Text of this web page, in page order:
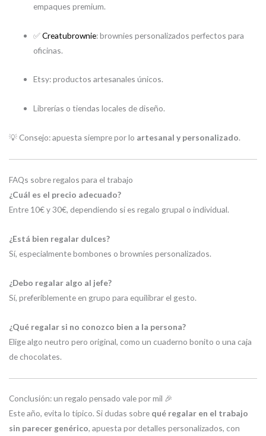
empaques premium.
✅Creatubrownie: brownies personalizados perfectos para
oficinas.
Etsy: productos artesanales únicos.
Librerías o tiendas locales de diseño.
💡 Consejo: apuesta siempre por lo artesanal y personalizado.
FAQs sobre regalos para el trabajo
¿Cuál es el precio adecuado?
Entre 10€ y 30€, dependiendo si es regalo grupal o individual.
¿Está bien regalar dulces?
Sí, especialmente bombones o brownies personalizados.
¿Debo regalar algo al jefe?
Sí, preferiblemente en grupo para equilibrar el gesto.
¿Qué regalar si no conozco bien a la persona?
Elige algo neutro pero original, como un cuaderno bonito o una caja
de chocolates.
Conclusión: un regalo pensado vale por mil 🎉
Este año, evita lo típico. Si dudas sobre qué regalar en el trabajo
sin parecer genérico, apuesta por detalles personalizados, con